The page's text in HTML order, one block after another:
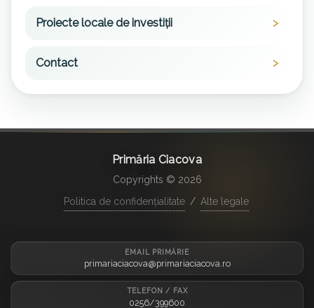
Proiecte locale de investiții
Contact
Primăria Ciacova
Copyrights © 2026
Politica de confidențialitate / Alte legale
EMAIL PRIMĂRIE
primariaciacova@primariaciacova.ro
TELEFON / FAX
0256/399600